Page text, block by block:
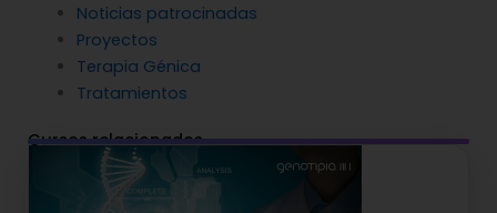
Noticias patrocinadas
Proyectos
Terapia Génica
Tratamientos
Cursos relacionados